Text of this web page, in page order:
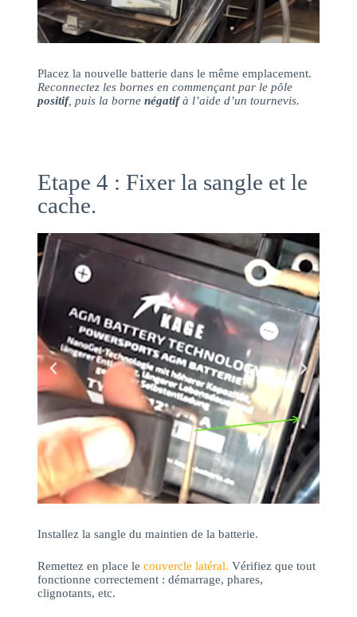
Placez la nouvelle batterie dans le même emplacement.
Reconnectez les bornes en commençant par le pôle
positif, puis la borne négatifà l’aide d’un tournevis.
Etape 4 : Fixer la sangle et le
cache.
Installez la sangle du maintien de la batterie.
Remettez en place le couvercle latéral. Vérifiez que tout
fonctionne correctement : démarrage, phares,
clignotants, etc.